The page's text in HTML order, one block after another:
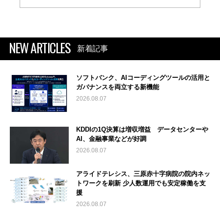
NEW ARTICLES 新着記事
ソフトバンク、AIコーディングツールの活用と
ガバナンスを両立する新機能
2026.08.07
KDDIの1Q決算は増収増益 データセンターや
AI、金融事業などが好調
2026.08.07
アライドテレシス、三原赤十字病院の院内ネッ
トワークを刷新 少人数運用でも安定稼働を支
援
2026.08.07